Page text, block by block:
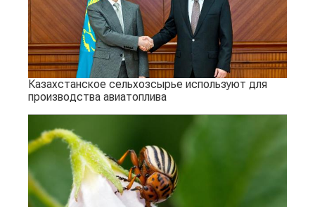
Казахстанское сельхозсырье используют для
производства авиатоплива